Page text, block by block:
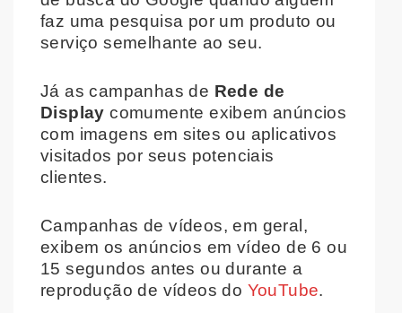
faz uma pesquisa por um produto ou
serviço semelhante ao seu.
Já as campanhas de Rede de
Display comumente exibem anúncios
com imagens em sites ou aplicativos
visitados por seus potenciais
clientes.
Campanhas de vídeos, em geral,
exibem os anúncios em vídeo de 6 ou
15 segundos antes ou durante a
reprodução de vídeos do YouTube.